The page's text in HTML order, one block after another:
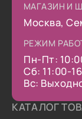
МАГАЗИН И
Москва,
РЕЖИМ
Пн-Пт:
Сб: 11:00-
Вс:
КАТАЛОГ